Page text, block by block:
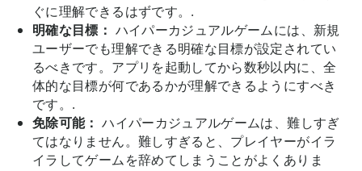
ぐに理解できるはずです。.
明確な目標： ハイパーカジュアルゲームには、新規
ユーザーでも理解できる明確な目標が設定されてい
るべきです。アプリを起動してから数秒以内に、全
体的な目標が何であるかが理解できるようにすべき
です。.
免除可能： ハイパーカジュアルゲームは、難しすぎ
てはなりません。難しすぎると、プレイヤーがイラ
イラしてゲームを辞めてしまうことがよくありま